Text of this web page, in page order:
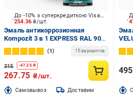
254.36₴/шт.
До -10% з суперкредиткою Visa Вигода
Эмаль антикоррозионная
Kompozit 3 в 1 EXPRESS RAL 9011
черный мат 0,8 кг
1 15 вариантов
315 -47.25₴
267.75 ₴/шт.
Cамовывоз Доставим
мат
495